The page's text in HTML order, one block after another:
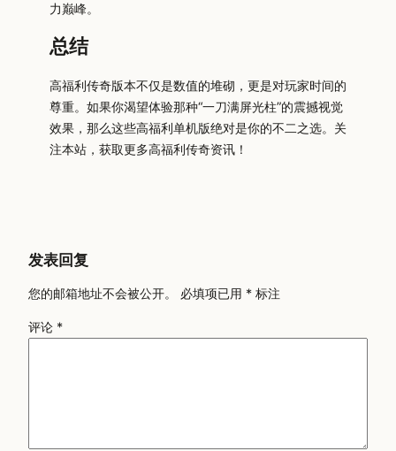
力巅峰。
总结
高福利传奇版本不仅是数值的堆砌，更是对玩家时间的
尊重。如果你渴望体验那种“一刀满屏光柱”的震撼视觉
效果，那么这些高福利单机版绝对是你的不二之选。关
注本站，获取更多高福利传奇资讯！
发表回复
您的邮箱地址不会被公开。 必填项已用 * 标注
评论 *